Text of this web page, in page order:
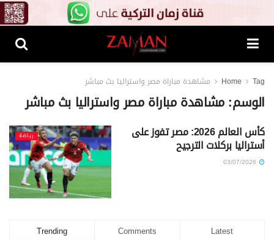
Home Tag مشاهدة مباراة مصر واستراليا بث مباشر
الوسم:مشاهدة مباراة مصر واستراليا بث مباشر
رياضة كأس العالم 2026: مصر تفوز على
أستراليا بركلات الترجيح
Trending Comments Latest